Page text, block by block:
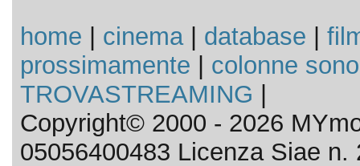
home cinema| database
prossimamente
colonne
TROVASTREAMING
Copyright© 2000 - 2026
05056400483 Licenza Siae n.